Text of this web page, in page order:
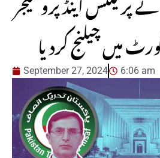
میں چیلنج کردیا
September 27, 2024 6:06 am